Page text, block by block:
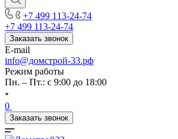
+7 499 113-24-74
+7 499 113-24-74
Заказать звонок
E-mail
info@домстрой-33.рф
Режим работы
Пн. – Пт.: с 9:00 до 18:00
0
Заказать звонок